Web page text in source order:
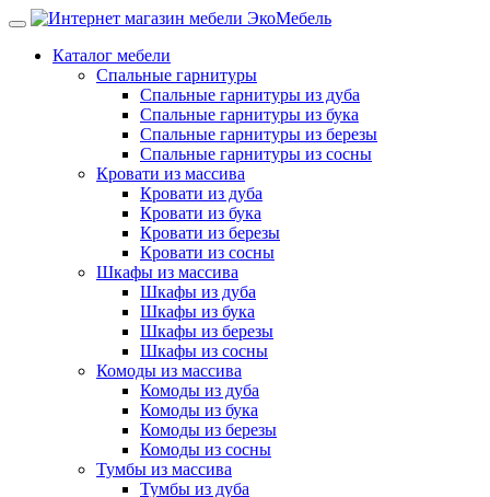
Каталог мебели
Спальные гарнитуры
Спальные гарнитуры из дуба
Спальные гарнитуры из бука
Спальные гарнитуры из березы
Спальные гарнитуры из сосны
Кровати из массива
Кровати из дуба
Кровати из бука
Кровати из березы
Кровати из сосны
Шкафы из массива
Шкафы из дуба
Шкафы из бука
Шкафы из березы
Шкафы из сосны
Комоды из массива
Комоды из дуба
Комоды из бука
Комоды из березы
Комоды из сосны
Тумбы из массива
Тумбы из дуба